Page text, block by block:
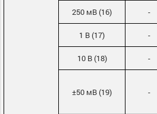
250 мВ (16) -
1 В (17) -
10 В (18) -
±50 мВ (19) -